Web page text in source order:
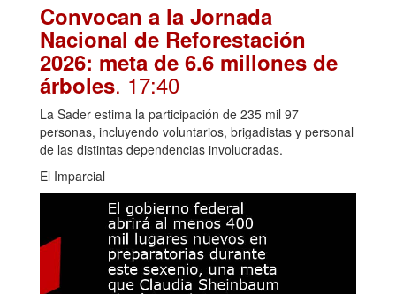
Convocan a la Jornada
Nacional de Reforestación
2026: meta de 6.6 millones de
árboles. 17:40
La Sader estima la participación de 235 mil 97
personas, incluyendo voluntarios, brigadistas y personal
de las distintas dependencias involucradas.
El Imparcial